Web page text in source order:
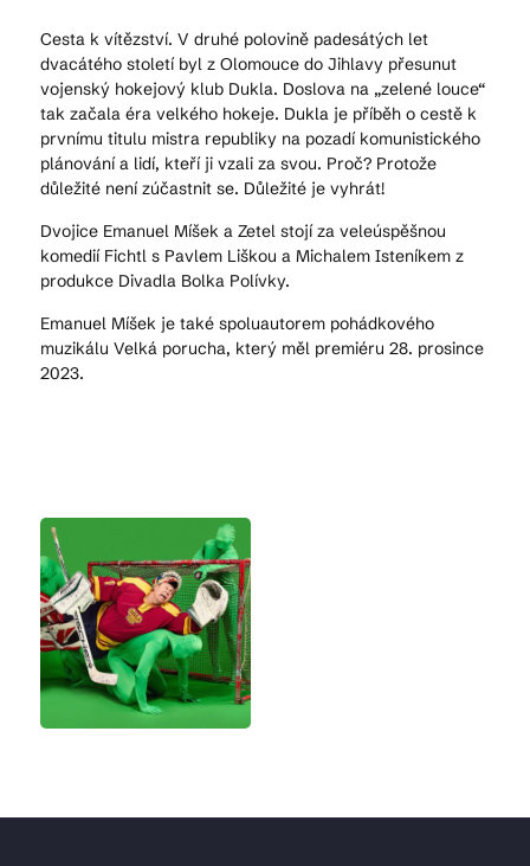
© 2026 Brána Jihlavy
Cesta k vítězství. V druhé polovině padesátých let
dvacátého století byl z Olomouce do Jihlavy přesunut
vojenský hokejový klub Dukla. Doslova na „zelené louce“
tak začala éra velkého hokeje. Dukla je příběh o cestě k
prvnímu titulu mistra republiky na pozadí komunistického
plánování a lidí, kteří ji vzali za svou. Proč? Protože
důležité není zúčastnit se. Důležité je vyhrát!
Dvojice Emanuel Míšek a Zetel stojí za veleúspěšnou
komedií Fichtl s Pavlem Liškou a Michalem Isteníkem z
produkce Divadla Bolka Polívky.
Emanuel Míšek je také spoluautorem pohádkového
muzikálu Velká porucha, který měl premiéru 28. prosince
2023.